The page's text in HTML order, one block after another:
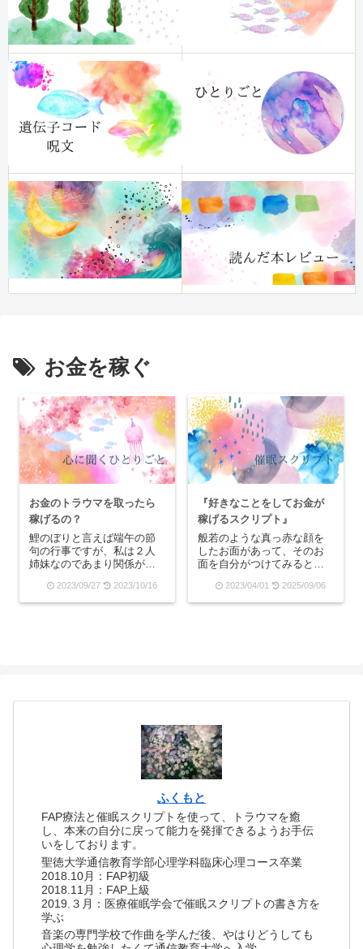
お金を稼ぐ
お金のトラウマを取ったら
稼げるの？
鯉のぼりと言えば端午の節
句の行事ですが、私は２人
姉妹なのであまり関係がな
た。だけど、大空にたくさ
んの鯉が泳ぐ姿を見れるイ
2023/09/27 2023/10/16
『好きなことをしてお金が
稼げるスクリプト』
般若のような真っ赤な顔を
したお面があって、そのお
面を自分がつけてみるとこ
と、ある人は驚いたような
顔をして悲鳴を上げて私か
2023/04/01 2025/09/06
ふくもと
FAP療法と催眠スクリプトを使って、トラウマを癒
し、本来の自分に戻って能力を発揮できるようお手伝
いをしております。
聖徳大学通信教育学部心理学科臨床心理コース卒業
2018.10月：FAP初級
2018.11月：FAP上級
2019.３月：医療催眠学会で催眠スクリプトの書き方を
学ぶ
音楽の専門学校で作曲を学んだ後、やはりどうしても